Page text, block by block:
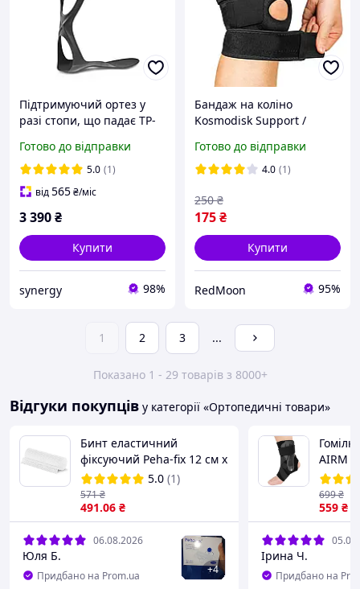
Підтримуючий ортез у
разі стопи, що падає TP-
Готово до відправки
5.0 (1)
від565₴/міс
3 390₴
Купити
synergy 98%
Бандаж на коліно
Kosmodisk Support /
колінного суглоба / Ортез
на коліно
Готово до відправки
4.0 (1)
175₴
250 ₴
Купити
RedMoon 95%
1 2 3 ...
Показано 1 - 29 товарів з 8000+
Відгуки покупців у категорії «Ортопедичні товари»
Бинт еластичний
фіксуючий Peha-fix 12 см х
4 м 20 шт, без
індивідуальної упаковки
5.0 (1)
491.06 ₴
571₴
06.08.2026
Юля Б.
Придбано на Prom.ua +4
AIRM
(7992)
559 ₴
699₴
Ірина Ч.
Придбано на